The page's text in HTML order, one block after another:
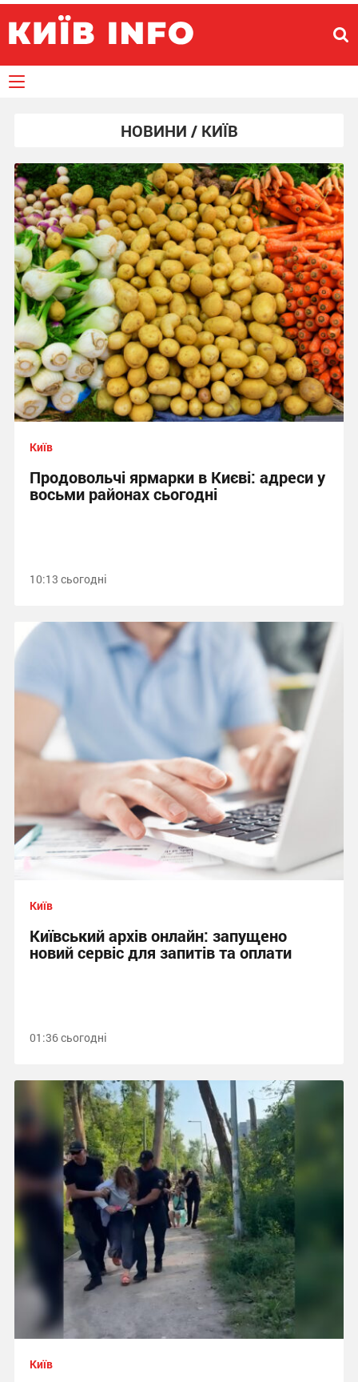
НОВИНИ / КИЇВ
Київ
Продовольчі ярмарки в Києві: адреси у
восьми районах сьогодні
10:13 сьогодні
Київ
Київський архів онлайн: запущено
новий сервіс для запитів та оплати
01:36 сьогодні
Київ